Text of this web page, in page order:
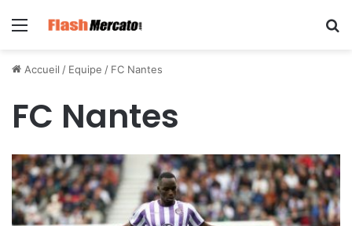
Menu
Accueil / Equipe / FC Nantes
FC Nantes